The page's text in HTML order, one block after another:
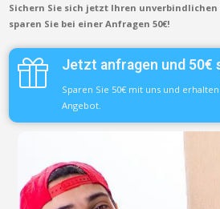
Sichern Sie sich jetzt Ihren
sparen Sie bei einer Anfragen 50€!
Jetzt anfragen und 50€
Sparen Sie 50€ mit uns und
Angebot.